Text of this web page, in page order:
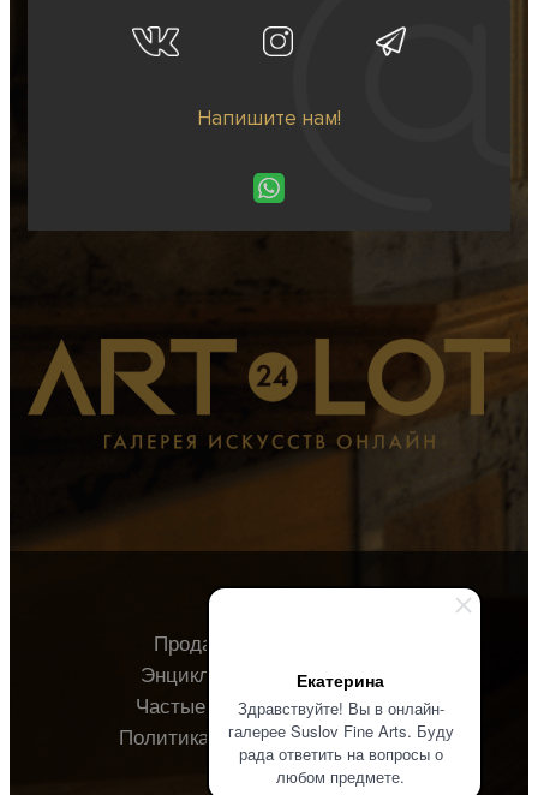
Екатерина
Здравствуйте! Вы в онлайн-
галерее Suslov Fine Arts. Буду
рада ответить на вопросы о
любом предмете.
Напишите нам!
Продавцу
Энциклопедия
О галерее
Частые вопросы
Контакты
Политика конфиденциальности